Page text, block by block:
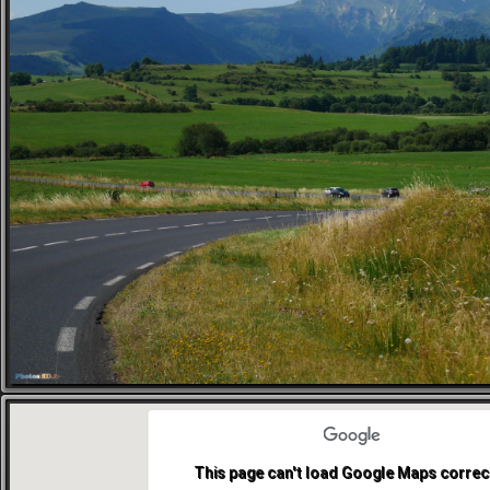
This page can't load Google Maps